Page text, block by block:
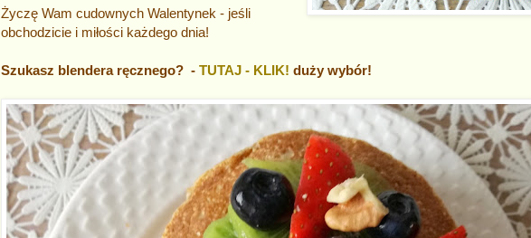
Życzę Wam cudownych Walentynek - jeśli
obchodzicie i miłości każdego dnia!
Szukasz blendera ręcznego? - TUTAJ - KLIK! duży wybór!